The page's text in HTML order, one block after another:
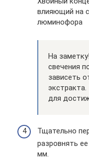
влияющий на
люминофора
На
свечения
зависеть
для
Тщательно
разровнять
мм.